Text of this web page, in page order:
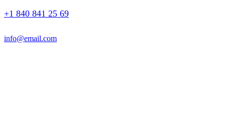
+1 840 841 25 69
info@email.com